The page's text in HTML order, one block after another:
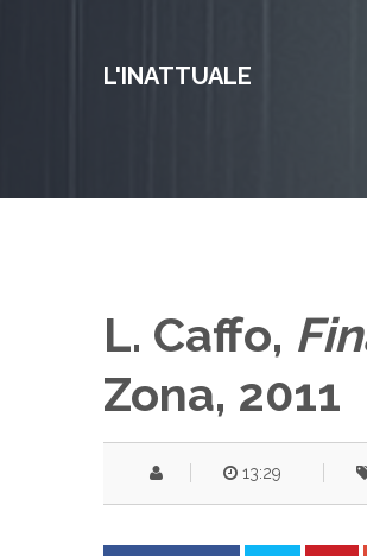
L'INATTUALE
L. Caffo,
Zona, 2011
13:29